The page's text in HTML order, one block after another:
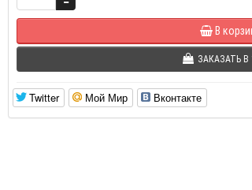
В
ЗАКАЗАТЬ В
Twitter Мой Мир Вконтакте